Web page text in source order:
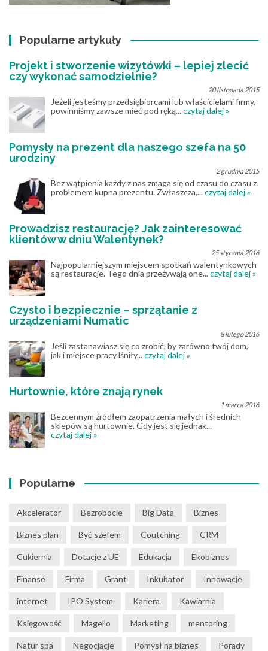
Popularne artykuły
Projekt i stworzenie wizytówki – lepiej zlecić
czy wykonać samodzielnie?
20 listopada 2015
Jeżeli jesteśmy przedsiębiorcami lub właścicielami firmy,
powinniśmy zawsze mieć pod ręką...czytaj dalej »
Pomysły na prezent dla naszego szefa na 50
urodziny
2 grudnia 2015
Bez wątpienia każdy z nas zmaga się od czasu do czasu z
problemem kupna prezentu. Zwłaszcza,...czytaj dalej »
Prowadzisz restaurację? Jak zainteresować
klientów w dniu Walentynek?
25 stycznia 2016
Najpopularniejszym miejscem spotkań walentynkowych
są restauracje. Tego dnia przeżywają one...czytaj dalej »
Czysto i bezpiecznie – sprzątanie z
urządzeniami Numatic
8 lutego 2016
Jeśli zastanawiasz się co zrobić, by zarówno twój dom,
jak i miejsce pracy lśniły...czytaj dalej »
Hurtownie, które znają rynek
1 marca 2016
Bezcennym źródłem zaopatrzenia małych i średnich
sklepów są hurtownie. Gdy jest się jednak...
czytaj dalej »
Popularne
Akcelerator Bezrobocie Big Data Biznes
Biznes plan Być szefem Coutching CRM
Cukiernia Dotacje z UE Edukacja Ekobiznes
Finanse Firma Grant Inkubator Innowacje
internet IPO System Kariera Kawiarnia
Księgowość Magello Marketing mentoring
Natur spa Negocjacje Pomysł na biznes Porady